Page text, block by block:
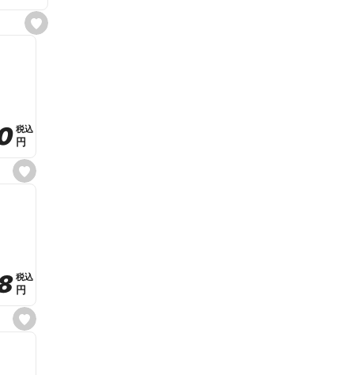
s
e
s
e
e
税込
税込
円
円
s
e
税込
税込
円
円